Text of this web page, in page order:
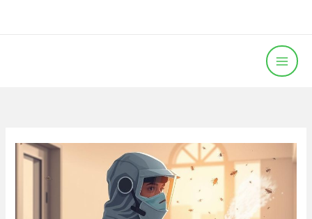
المحتوى